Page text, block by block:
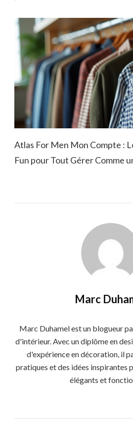
Atlas For Men Mon Compte :
Fun pour Tout Gérer Comme
Marc
Marc Duhamel est un blogueur
d'intérieur. Avec un diplôme en
d'expérience en décoration, il
pratiques et des idées inspirantes
élégants et